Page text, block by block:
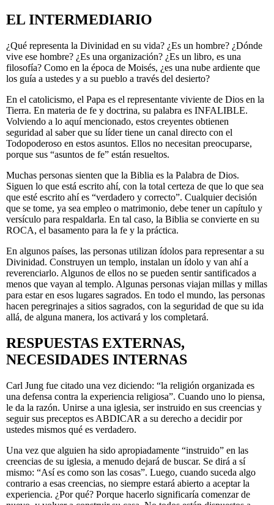
EL INTERMEDIARIO
¿Qué representa la Divinidad en su vida? ¿Es un hombre? ¿Dónde
vive ese hombre? ¿Es una organización? ¿Es un libro, es una
filosofía? Como en la época de Moisés, ¿es una nube ardiente que
los guía a ustedes y a su pueblo a través del desierto?
En el catolicismo, el Papa es el representante viviente de Dios en la
Tierra. En materia de fe y doctrina, su palabra es INFALIBLE.
Volviendo a lo aquí mencionado, estos creyentes obtienen
seguridad al saber que su líder tiene un canal directo con el
Todopoderoso en estos asuntos. Ellos no necesitan preocuparse,
porque sus “asuntos de fe” están resueltos.
Muchas personas sienten que la Biblia es la Palabra de Dios.
Siguen lo que está escrito ahí, con la total certeza de que lo que sea
que esté escrito ahí es “verdadero y correcto”. Cualquier decisión
que se tome, ya sea empleo o matrimonio, debe tener un capítulo y
versículo para respaldarla. En tal caso, la Biblia se convierte en su
ROCA, el basamento para la fe y la práctica.
En algunos países, las personas utilizan ídolos para representar a su
Divinidad. Construyen un templo, instalan un ídolo y van ahí a
reverenciarlo. Algunos de ellos no se pueden sentir santificados a
menos que vayan al templo. Algunas personas viajan millas y millas
para estar en esos lugares sagrados. En todo el mundo, las personas
hacen peregrinajes a sitios sagrados, con la seguridad de que su ida
allá, de alguna manera, los activará y los completará.
RESPUESTAS EXTERNAS,
NECESIDADES INTERNAS
Carl Jung fue citado una vez diciendo: “la religión organizada es
una defensa contra la experiencia religiosa”. Cuando uno lo piensa,
le da la razón. Unirse a una iglesia, ser instruido en sus creencias y
seguir sus preceptos es ABDICAR a su derecho a decidir por
ustedes mismos qué es verdadero.
Una vez que alguien ha sido apropiadamente “instruido” en las
creencias de su iglesia, a menudo dejará de buscar. Se dirá a sí
mismo: “Así es como son las cosas”. Luego, cuando suceda algo
contrario a esas creencias, no siempre estará abierto a aceptar la
experiencia. ¿Por qué? Porque hacerlo significaría comenzar de